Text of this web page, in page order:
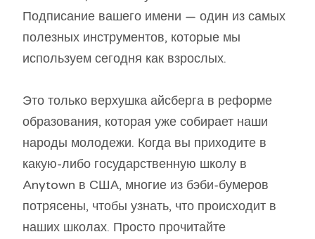
Подписание вашего имени — один из самых
полезных инструментов, которые мы
используем сегодня как взрослых.
Это только верхушка айсберга в реформе
образования, которая уже собирает наши
народы молодежи. Когда вы приходите в
какую-либо государственную школу в
Anytown в США, многие из бэби-бумеров
потрясены, чтобы узнать, что происходит в
наших школах. Просто прочитайте